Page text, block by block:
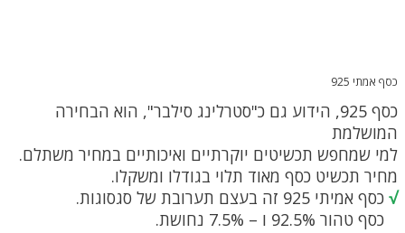
כסף אמתי 925
כסף 925, הידוע גם כ"סטרלינג סילבר", הוא הבחירה
המושלמת
למי שמחפש תכשיטים יוקרתיים ואיכותיים במחיר משתלם.
מחיר תכשיט כסף מאוד תלוי בגודלו ומשקלו.
√ כסף אמיתי 925 זה בעצם תערובת של סגסוגות.
כסף טהור 92.5% ו – 7.5% נחושת.